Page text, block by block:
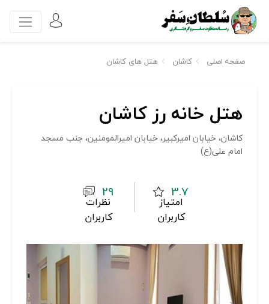
صفحه اصلی کاشان هتل های کاشان
هتل خانه رز کاشان
کاشان، خیابان امیرکبیر، خیابان امیرالمومنین، جنب مسجد
امام علی(ع)
3.7
امتیاز
کاربران
29
نظرات
کاربران